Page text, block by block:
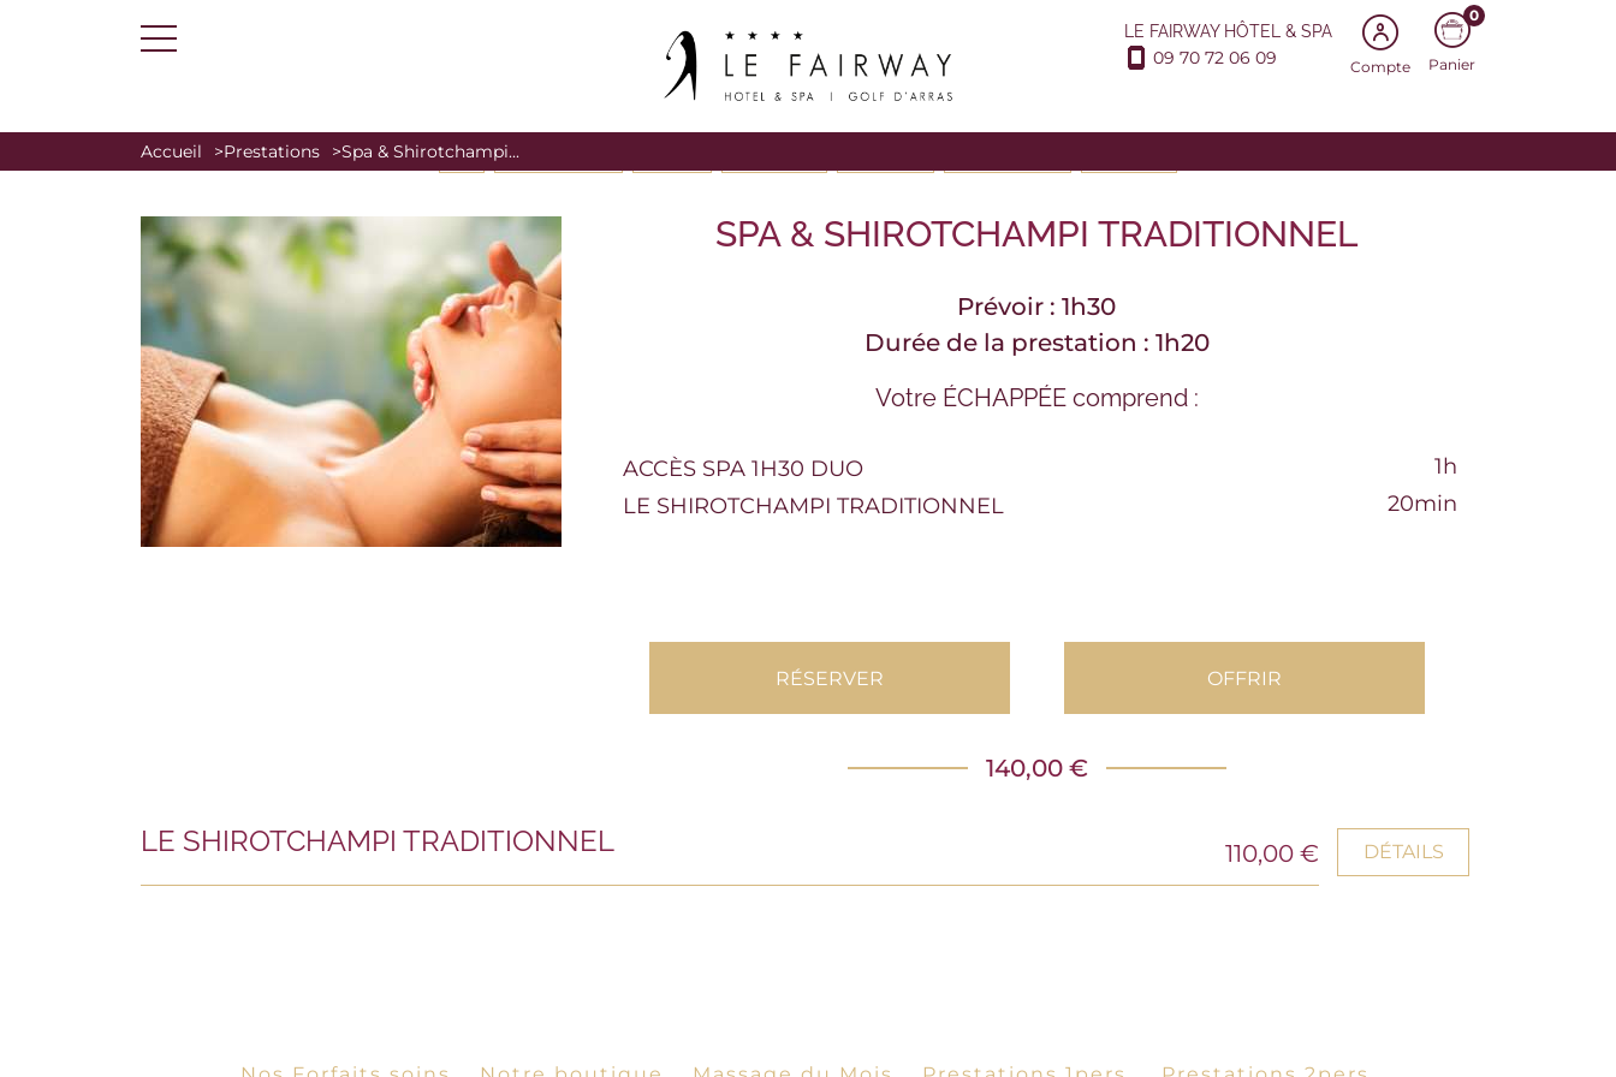
LE FAIRWAY HÔTEL & SPA
09 70 72 06 09 Compte
0
Panier
Accueil Prestations Spa & Shirotchampi...
SPA SOINS VISAGES
SPA & SHIROTCHAMPI TRADITIONNEL
Prévoir : 1h30
Durée de la prestation : 1h20
Votre ÉCHAPPÉE comprend :
ACCÈS SPA 1H30 DUO
1h
LE SHIROTCHAMPI TRADITIONNEL
20min
RÉSERVER OFFRIR
140,00 €
LE SHIROTCHAMPI TRADITIONNEL 110,00 € DÉTAILS